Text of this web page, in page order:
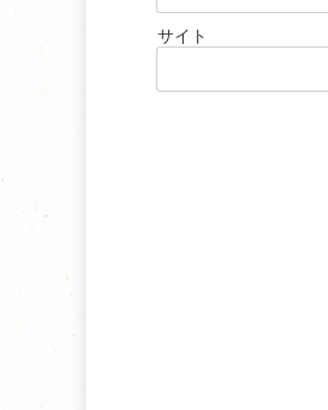
サイト